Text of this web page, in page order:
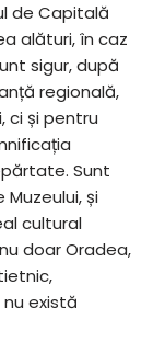
de Capitală
alături, în caz
sigur, după
regională,
ci și pentru
Sunt
și
cultural
doar Oradea,
există